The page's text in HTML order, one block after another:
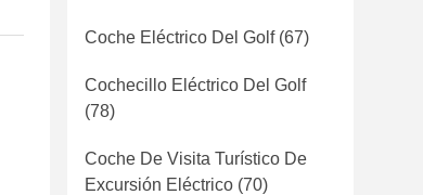
Coche Eléctrico Del Golf(67)
Cochecillo Eléctrico Del Golf
(78)
Coche De Visita Turístico De
Excursión Eléctrico (70)